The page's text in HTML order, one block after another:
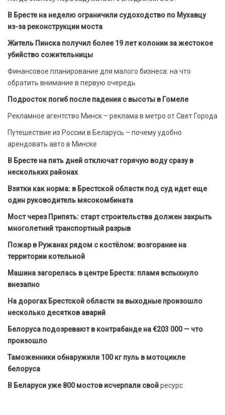
В Бресте на неделю ограничили судоходство по Мухавцу
из-за реконструкции моста
Житель Пинска получил более 19 лет колонии за жестокое
убийство сожительницы
Финансовое планирование для малого бизнеса: на что
обратить внимание в первую очередь
Подросток погиб после падения с высоты в Гомеле
Рекламное агентство Минск – реклама в метро от Свет Города
Путешествие из России в Беларусь – почему удобно
арендовать авто в Минске
В Бресте на пять дней отключат горячую воду сразу в
нескольких районах
Взятки как норма: в Брестской области под суд идет еще
один руководитель мясокомбината
Мост через Припять: старт строительства должен закрыть
многолетний транспортный разрыв
Пожар в Ружанах рядом с костёлом: возгорание на
территории котельной
Машина загорелась в центре Бреста: пламя вспыхнуло
внезапно
На дорогах Брестской области за выходные произошло
несколько десятков аварий
Белоруса подозревают в контрабанде на €203 000 — что
произошло
Таможенники обнаружили 100 кг пуль в мотоцикле
белоруса
В Беларуси уже 800 мостов исчерпали свойресурс